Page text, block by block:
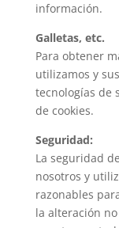
información.
Galletas, etc.
Para obtener
utilizamos y
tecnologías de
de cookies.
Seguridad:
La seguridad
nosotros y
razonables
la alteración